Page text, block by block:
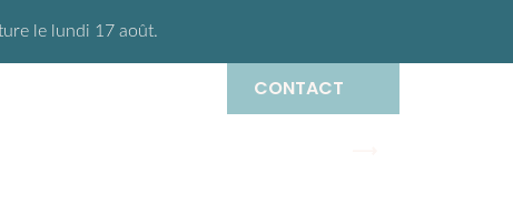
le lundi 17 août.
CONTACT